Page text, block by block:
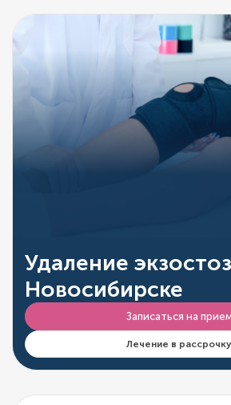
Удаление
Новосибирске
Записаться на
Лечение в рассрочку